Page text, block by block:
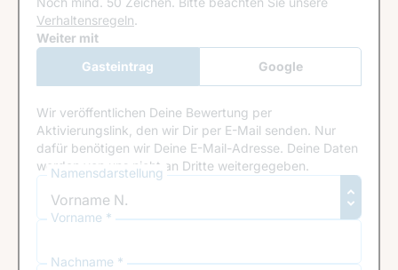
Verhaltensregeln.
Google Recaptcha
Weiter mit
Gasteintrag
Google
Anmeldung
Wir veröffentlichen Deine Bewertung per
Aktivierungslink, den wir Dir per E-Mail senden. Nur
dafür benötigen wir Deine E-Mail-Adresse. Deine Daten
werden von uns nicht an Dritte weitergegeben.
Namensdarstellung
Vorname *
Nachname *